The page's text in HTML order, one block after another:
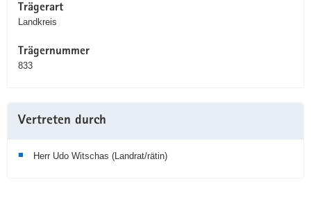
Trägerart
Landkreis
Trägernummer
833
Vertreten durch
Herr Udo Witschas (Landrat/rätin)